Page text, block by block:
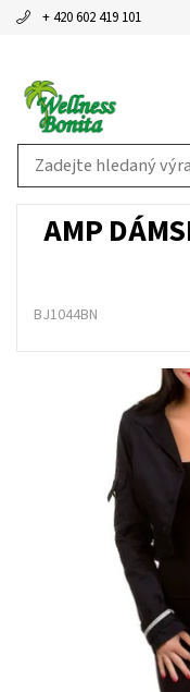
+ 420 602 419 101
AMP
BJ1044BN